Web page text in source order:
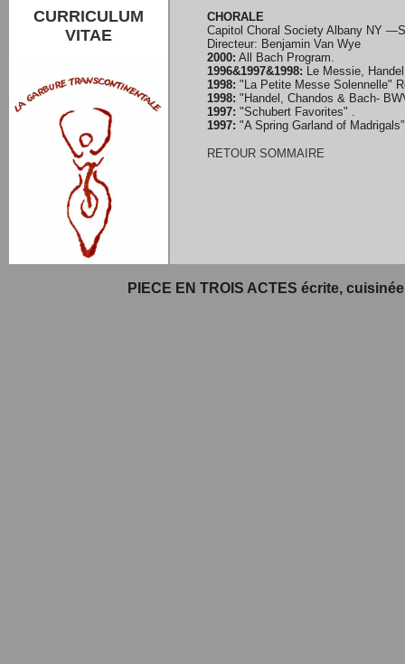
CURRICULUM
VITAE
CHORALE
Capitol Choral Society Albany NY
Directeur: Benjamin Van Wye
2000: All Bach Program.
1996&1997&1998: Le Messie,
1998: "La Petite Messe Solennelle"
1998: "Handel, Chandos & Bach-
1997: "Schubert Favorites" .
1997: "A Spring Garland of
RETOUR SOMMAIRE
PIECE EN TROIS ACTES écrite,